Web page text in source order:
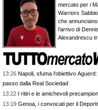
mercato per i
Warriors
che
l’arrivo di Dennis
Alexandrescu
13:26 Napoli, sfuma l'obiettivo
passo dalla Real Sociedad
13:22 I ritiri e le amichevoli
13:19 Genoa, i convocati per il